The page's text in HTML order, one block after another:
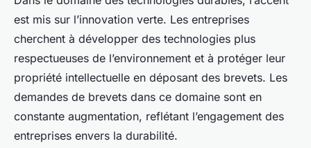
est mis sur l’innovation verte. Les entreprises
cherchent à développer des technologies plus
respectueuses de l’environnement et à protéger leur
propriété intellectuelle en déposant des brevets. Les
demandes de brevets dans ce domaine sont en
constante augmentation, reflétant l’engagement des
entreprises envers la durabilité.